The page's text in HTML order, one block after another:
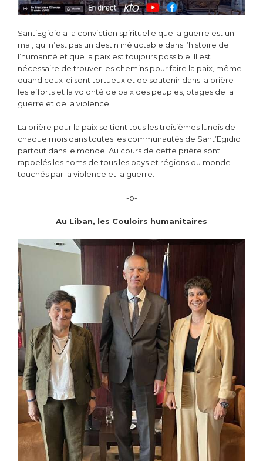
Sant’Egidio a la conviction spirituelle que la guerre est un
mal, qui n’est pas un destin inéluctable dans l’histoire de
l’humanité et que la paix est toujours possible. Il est
nécessaire de trouver les chemins pour faire la paix, même
quand ceux-ci sont tortueux et de soutenir dans la prière
les efforts et la volonté de paix des peuples, otages de la
guerre et de la violence.
La prière pour la paix se tient tous les troisièmes lundis de
chaque mois dans toutes les communautés de Sant’Egidio
partout dans le monde. Au cours de cette prière sont
rappelés les noms de tous les pays et régions du monde
touchés par la violence et la guerre.
-o-
Au Liban, les Couloirs humanitaires